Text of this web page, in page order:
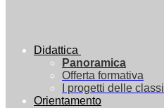
Didattica
Panoramica
Offerta formativa
I progetti delle classi
Orientamento